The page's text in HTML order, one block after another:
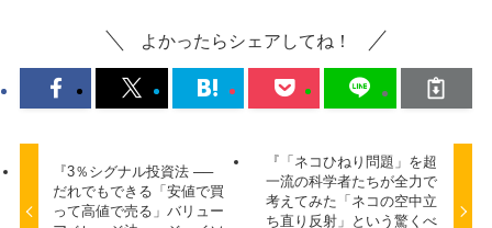
よかったらシェアしてね！
『3％シグナル投資法 ──
だれでもできる「安値で買
って高値で売る」バリュー
『「ネコひねり問題」を超
一流の科学者たちが全力で
考えてみた「ネコの空中立
ち直り反射」という驚くべ